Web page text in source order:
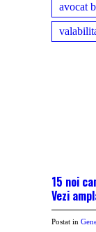
avocat
15 noi
Vezi
Postat in